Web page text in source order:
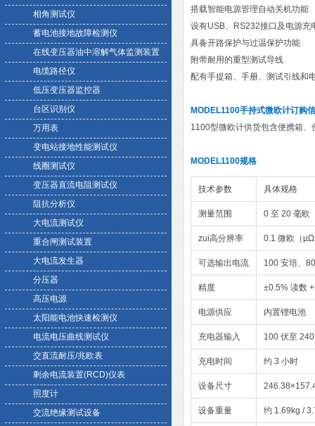
相角测试仪
蓄电池接地故障检测仪
在线变压器油中溶解气体监测装置
电缆路径仪
低压变压器监控器
台区识别仪
万用表
变电站接地性能测试仪
线圈测试仪
变压器直流电阻测试仪
阻抗分析仪
大电流测试仪
重合闸测试装置
大电流发生器
分压器
高压电源
太阳能电池快速检测仪
电流电压曲线测试仪
交直流耐压/兆欧表
剩余电流装置(RCD)仪表
照度计
交流绝缘测试设备
搭载智能电源管理自动关机功能
设有USB、RS232接口及电源充
具备开路保护与过温保护功能
附带耐用的重型测试导线
配有手提箱、手册、测试引线和
MODEL1100手持式微欧计订购
1100型微欧计供货包含便携箱
MODEL1100规格
技术参数 具体规格
测量范围 0 至 20 毫欧
zui高分辨率 0.1 微欧（
可选输出电流 100 安培、
精度 ±0.5% 读数
电源供应 内置锂电池
充电器输入 100 伏至
充电时间 约 3 小时
设备尺寸
设备重量 约 1.69kg /